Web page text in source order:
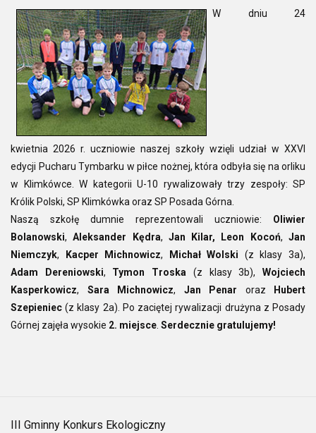
W dniu 24
kwietnia 2026 r. uczniowie naszej szkoły wzięli udział w XXVI
edycji Pucharu Tymbarku w piłce nożnej, która odbyła się na orliku
w Klimkówce. W kategorii U-10 rywalizowały trzy zespoły: SP
Królik Polski, SP Klimkówka oraz SP Posada Górna.
Naszą szkołę dumnie reprezentowali uczniowie: Oliwier
Bolanowski,Aleksander Kędra, Jan Kilar, Leon Kocoń,Jan
Niemczyk, Kacper Michnowicz, Michał Wolski (z klasy 3a),
Adam Dereniowski, Tymon Troska (z klasy 3b),Wojciech
Kasperkowicz, Sara Michnowicz, Jan Penar oraz
Hubert
Szepieniec (z klasy 2a). Po zaciętej rywalizacji drużyna z Posady
Górnej zajęła wysokie 2. miejsce. Serdecznie gratulujemy!
III Gminny Konkurs Ekologiczny